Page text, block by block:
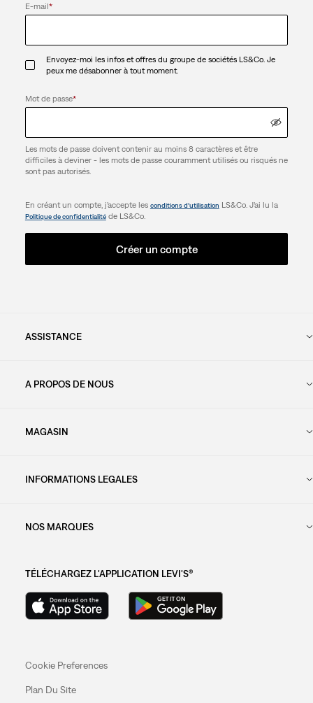
E-mail*
Envoyez-moi les infos et offres du groupe de sociétés LS&Co. Je
peux me désabonner à tout moment.
Mot de passe*
Les mots de passe doivent contenir au moins 8 caractères et être
difficiles à deviner - les mots de passe couramment utilisés ou risqués ne
sont pas autorisés.
En créant un compte, j’accepte les conditions d’utilisation LS&Co. J’ai lu la
Politique de confidentialitéde LS&Co.
Créer un compte
ASSISTANCE
A PROPOS DE NOUS
MAGASIN
INFORMATIONS LEGALES
NOS MARQUES
TÉLÉCHARGEZ L'APPLICATION LEVI'S®
Cookie Preferences
Plan Du Site